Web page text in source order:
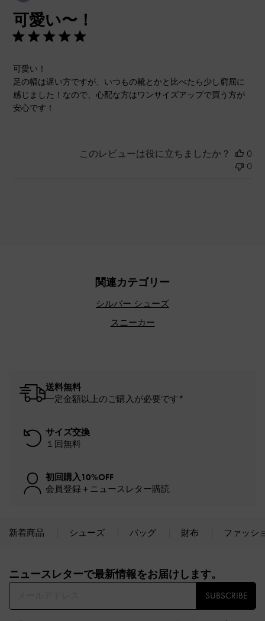
可愛い〜！
可愛い！
足の幅は遅い方ですが、いつもの靴とかと比べたら少し窮屈に
感じました！なので、心配な方はワンサイズアップで買う方が
安心です！
このレビューは役に立ちましたか？
0
0
関連カテゴリー
シルバー シューズ
スニーカー
送料無料
一定金額以上のご購入が必要です*
サイズ交換
１回無料
初回購入10%OFF
会員登録＋ニュースレター購読
新着商品 シューズ バッグ 財布 ファッシ
ニュースレターで最新情報をお届けします。​
SUBSCRIBE